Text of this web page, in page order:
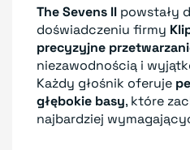
The Sevens II powstały
doświadczeniu firmy
precyzyjne
niezawodnością i
Każdy głośnik oferuje
głębokie basy, które
najbardziej